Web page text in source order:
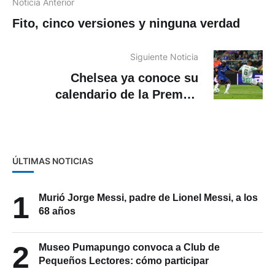
Noticia Anterior
Fito, cinco versiones y ninguna verdad
Siguiente Noticia
Chelsea ya conoce su
calendario de la Premier
ÚLTIMAS NOTICIAS
1
Murió Jorge Messi, padre de Lionel Messi, a los
68 años
2
Museo Pumapungo convoca a Club de
Pequeños Lectores: cómo participar